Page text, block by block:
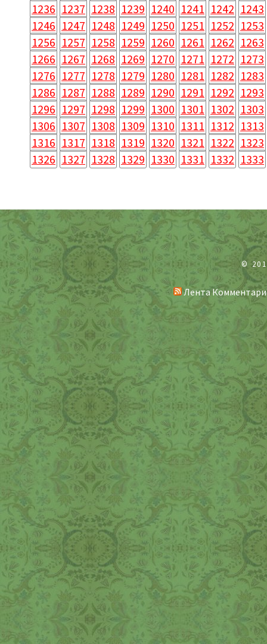
1236 1237 1238 1239 1240 1241 1242 1243
1246 1247 1248 1249 1250 1251 1252 1253
1256 1257 1258 1259 1260 1261 1262 1263
1266 1267 1268 1269 1270 1271 1272 1273
1276 1277 1278 1279 1280 1281 1282 1283
1286 1287 1288 1289 1290 1291 1292 1293
1296 1297 1298 1299 1300 1301 1302 1303
1306 1307 1308 1309 1310 1311 1312 1313
1316 1317 1318 1319 1320 1321 1322 1323
1326 1327 1328 1329 1330 1331 1332 1333
©
Лента